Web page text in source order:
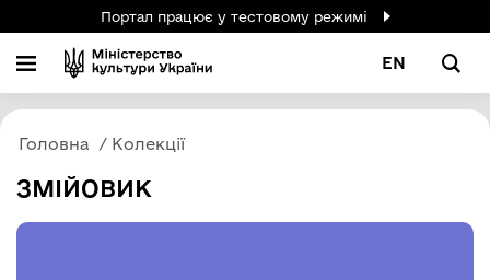
Портал працює у тестовому режимі
EN
Головна Колекції
ЗМІЙОВИК